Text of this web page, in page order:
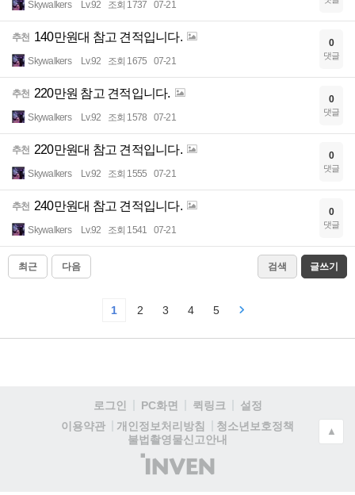
Skywalkers Lv.92 조회 1737 07-21
추천 140만원대 참고 견적입니다.
Skywalkers Lv.92 조회 1675 07-21
0
댓글
추천 220만원 참고 견적입니다.
Skywalkers Lv.92 조회 1578 07-21
0
댓글
추천 220만원대 참고 견적입니다.
Skywalkers Lv.92 조회 1555 07-21
0
댓글
추천 240만원대 참고 견적입니다.
Skywalkers Lv.92 조회 1541 07-21
0
댓글
최근 다음 검색 글쓰기
1 2 3 4 5
로그인 PC화면 퀵링크
설정
이용약관
개인정보처리방침
청소년보호정책
불법촬영물신고안내
(주)
인
▲